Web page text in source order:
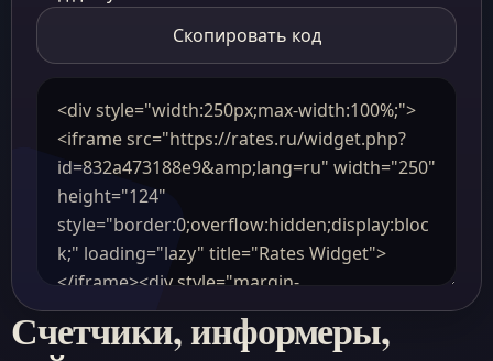
Скопировать код
Счетчики, информеры,